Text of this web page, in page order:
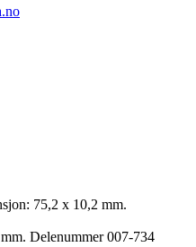
75,2 x 10,2 mm.
Delenummer 007-734